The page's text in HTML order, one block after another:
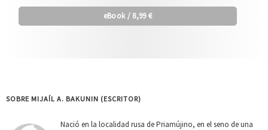
eBook/ 8,99 €
SOBRE MIJAÍL A. BAKUNIN (ESCRITOR)
Nació en la localidad rusa de Priamújino, en el seno de una